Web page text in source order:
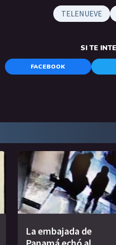
TELENUEVE
SI TE
FACEBOOK
La embajada de